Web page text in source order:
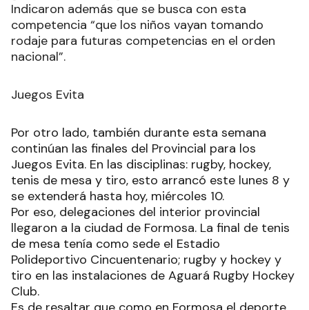
Indicaron además que se busca con esta
competencia “que los niños vayan tomando
rodaje para futuras competencias en el orden
nacional”.
Juegos Evita
Por otro lado, también durante esta semana
continúan las finales del Provincial para los
Juegos Evita. En las disciplinas: rugby, hockey,
tenis de mesa y tiro, esto arrancó este lunes 8 y
se extenderá hasta hoy, miércoles 10.
Por eso, delegaciones del interior provincial
llegaron a la ciudad de Formosa. La final de tenis
de mesa tenía como sede el Estadio
Polideportivo Cincuentenario; rugby y hockey y
tiro en las instalaciones de Aguará Rugby Hockey
Club.